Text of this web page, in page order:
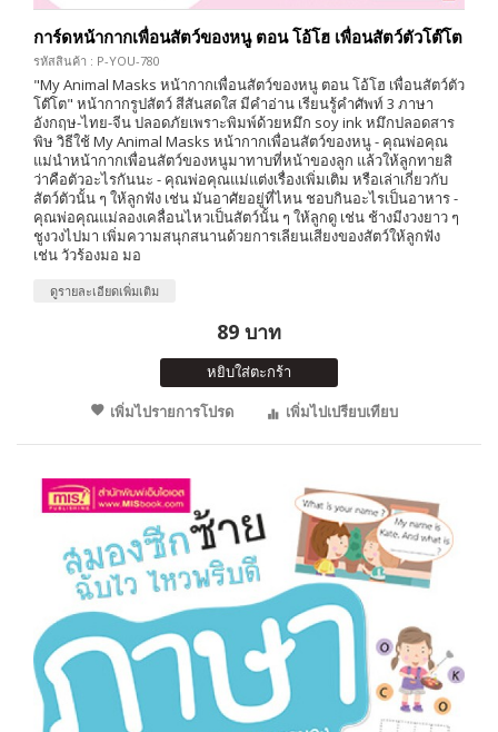
การ์ดหน้ากากเพื่อนสัตว์ของหนู ตอน โอ้โฮ เพื่อนสัตว์ตัวโต๊โต
รหัสสินค้า : P-YOU-780
"My Animal Masks หน้ากากเพื่อนสัตว์ของหนู ตอน โอ้โฮ เพื่อนสัตว์ตัว
โต๊โต" หน้ากากรูปสัตว์ สีสันสดใส มีคำอ่าน เรียนรู้คำศัพท์ 3 ภาษา
อังกฤษ-ไทย-จีน ปลอดภัยเพราะพิมพ์ด้วยหมึก soy ink หมึกปลอดสาร
พิษ วิธีใช้ My Animal Masks หน้ากากเพื่อนสัตว์ของหนู - คุณพ่อคุณ
แม่นำหน้ากากเพื่อนสัตว์ของหนูมาทาบที่หน้าของลูก แล้วให้ลูกทายสิ
ว่าคือตัวอะไรกันนะ - คุณพ่อคุณแม่แต่งเรื่องเพิ่มเติม หรือเล่าเกี่ยวกับ
สัตว์ตัวนั้น ๆ ให้ลูกฟัง เช่น มันอาศัยอยู่ที่ไหน ชอบกินอะไรเป็นอาหาร -
คุณพ่อคุณแม่ลองเคลื่อนไหวเป็นสัตว์นั้น ๆ ให้ลูกดู เช่น ช้างมีงวงยาว ๆ
ชูงวงไปมา เพิ่มความสนุกสนานด้วยการเลียนเสียงของสัตว์ให้ลูกฟัง
เช่น วัวร้องมอ มอ
ดูรายละเอียดเพิ่มเติม
89 บาท
หยิบใส่ตะกร้า
เพิ่มไปรายการโปรด
เพิ่มไปเปรียบเทียบ